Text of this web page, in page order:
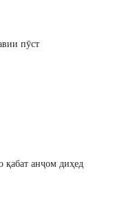
пӯст
анҷом диҳед